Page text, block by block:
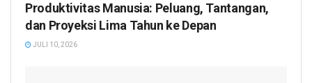
Produktivitas Manusia: Peluang, Tantangan,
dan Proyeksi Lima Tahun ke Depan
JULI 10, 2026